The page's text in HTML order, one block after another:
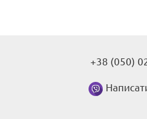
+38 (050)